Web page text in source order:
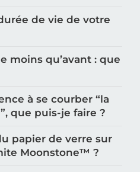
de vie de votre
moins qu’avant : que
à se courber “la
que puis-je faire ?
papier de verre sur
Moonstone™️ ?